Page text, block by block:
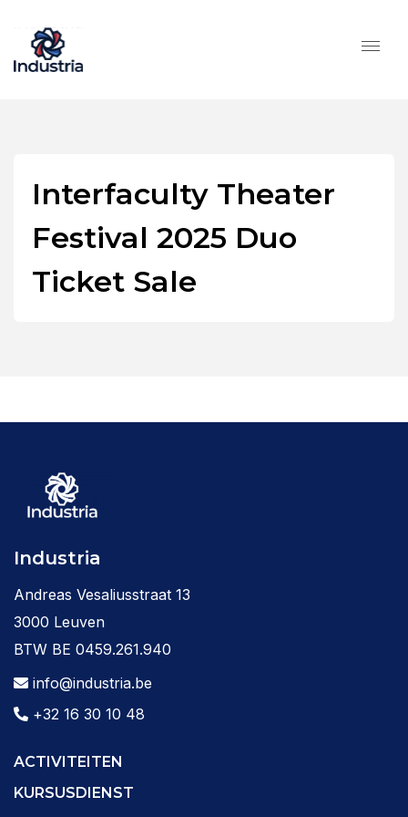
Interfaculty Theater
Festival 2025 Duo
Ticket Sale
Industria
Andreas Vesaliusstraat 13
3000 Leuven
BTW BE 0459.261.940
info@industria.be
+32 16 30 10 48
ACTIVITEITEN
KURSUSDIENST